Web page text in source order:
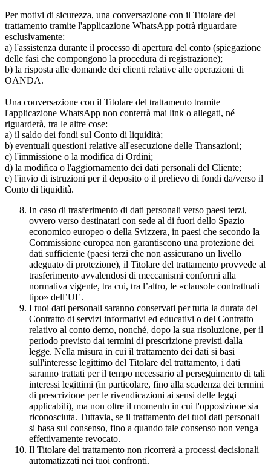
Per motivi di sicurezza, una conversazione con il Titolare del
trattamento tramite l'applicazione WhatsApp potrà riguardare
esclusivamente:
a) l'assistenza durante il processo di apertura del conto (spiegazione
delle fasi che compongono la procedura di registrazione);
b) la risposta alle domande dei clienti relative alle operazioni di
OANDA.
Una conversazione con il Titolare del trattamento tramite
l'applicazione WhatsApp non conterrà mai link o allegati, né
riguarderà, tra le altre cose:
a) il saldo dei fondi sul Conto di liquidità;
b) eventuali questioni relative all'esecuzione delle Transazioni;
c) l'immissione o la modifica di Ordini;
d) la modifica o l'aggiornamento dei dati personali del Cliente;
e) l'invio di istruzioni per il deposito o il prelievo di fondi da/verso il
Conto di liquidità.
In caso di trasferimento di dati personali verso paesi terzi,
ovvero verso destinatari con sede al di fuori dello Spazio
economico europeo o della Svizzera, in paesi che secondo la
Commissione europea non garantiscono una protezione dei
dati sufficiente (paesi terzi che non assicurano un livello
adeguato di protezione), il Titolare del trattamento provvede al
trasferimento avvalendosi di meccanismi conformi alla
normativa vigente, tra cui, tra l’altro, le «clausole contrattuali
tipo» dell’UE.
I tuoi dati personali saranno conservati per tutta la durata del
Contratto di servizi informativi ed educativi o del Contratto
relativo al conto demo, nonché, dopo la sua risoluzione, per il
periodo previsto dai termini di prescrizione previsti dalla
legge. Nella misura in cui il trattamento dei dati si basi
sull'interesse legittimo del Titolare del trattamento, i dati
saranno trattati per il tempo necessario al perseguimento di tali
interessi legittimi (in particolare, fino alla scadenza dei termini
di prescrizione per le rivendicazioni ai sensi delle leggi
applicabili), ma non oltre il momento in cui l'opposizione sia
riconosciuta. Tuttavia, se il trattamento dei tuoi dati personali
si basa sul consenso, fino a quando tale consenso non venga
effettivamente revocato.
Il Titolare del trattamento non ricorrerà a processi decisionali
automatizzati nei tuoi confronti.